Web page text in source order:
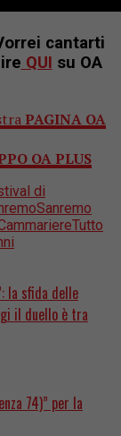
cantarti
QUI su OA
PAGINA OA
OA PLUS
di
Sanremo
Tutto
la sfida delle
il duello è tra
74)” per la